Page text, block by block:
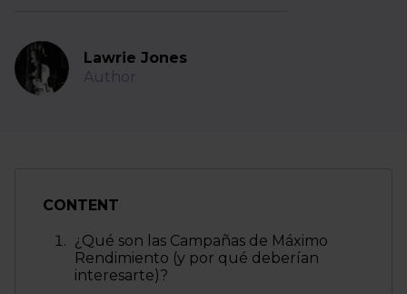
Lawrie Jones
Author
CONTENT
¿Qué son las Campañas de Máximo
Rendimiento (y por qué deberían
interesarte)?